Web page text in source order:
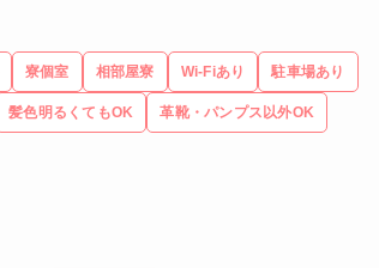
寮個室 相部屋寮 Wi-Fiあり 駐車場あり
髪色明るくてもOK 革靴・パンプス以外OK